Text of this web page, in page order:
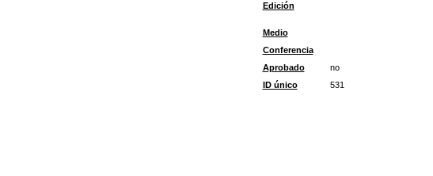
Edición
Medio
Conferencia
Aprobado
no
ID único
531